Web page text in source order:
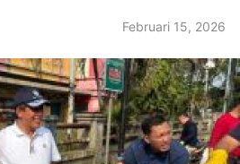
Februari 15, 2026